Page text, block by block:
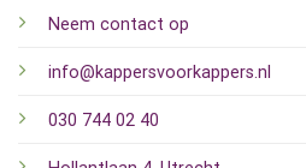
Neem contact op
info@kappersvoorkappers.nl
030 744 02 40